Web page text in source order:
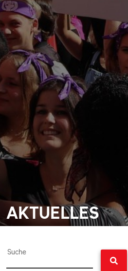
AKTUELLES
Suche